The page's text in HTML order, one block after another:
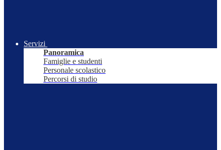
Servizi
Panoramica
Famiglie e studenti
Personale scolastico
Percorsi di studio